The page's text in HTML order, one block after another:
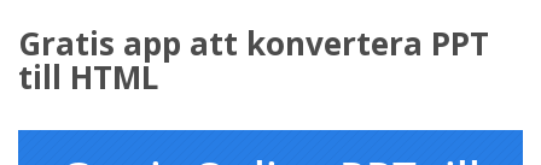
Gratis app att konvertera PPT
till HTML